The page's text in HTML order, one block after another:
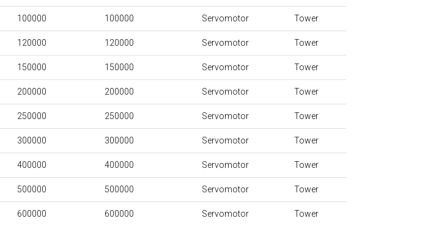
100000 100000 Servomotor Tower
120000 120000 Servomotor Tower
150000 150000 Servomotor Tower
200000 200000 Servomotor Tower
250000 250000 Servomotor Tower
300000 300000 Servomotor Tower
400000 400000 Servomotor Tower
500000 500000 Servomotor Tower
600000 600000 Servomotor Tower